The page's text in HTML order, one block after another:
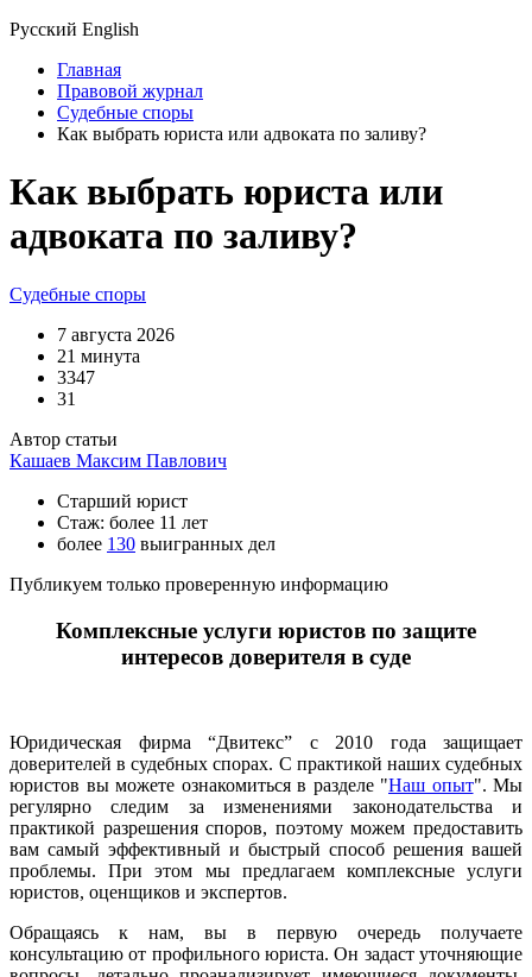
Русский English
Главная
Правовой журнал
Судебные споры
Как выбрать юриста или адвоката по заливу?
Как выбрать юриста или
адвоката по заливу?
Судебные споры
7 августа 2026
21 минута
3347
31
Автор статьи
Кашаев Максим Павлович
Старший юрист
Стаж: более 11 лет
более 130 выигранных дел
Публикуем только проверенную информацию
Комплексные услуги юристов по защите
интересов доверителя в суде
Юридическая фирма “Двитекс” с 2010 года защищает
доверителей в судебных спорах. С практикой наших судебных
юристов вы можете ознакомиться в разделе "Наш опыт". Мы
регулярно следим за изменениями законодательства и
практикой разрешения споров, поэтому можем предоставить
вам самый эффективный и быстрый способ решения вашей
проблемы. При этом мы предлагаем комплексные услуги
юристов, оценщиков и экспертов.
Обращаясь к нам, вы в первую очередь получаете
консультацию от профильного юриста. Он задаст уточняющие